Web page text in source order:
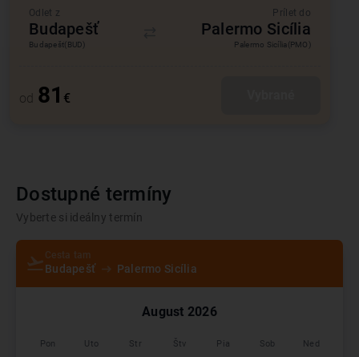
Odlet z
Budapešť
Prílet do
Palermo Sicília
Budapešť(BUD) Palermo Sicília(PMO)
od 81 €
Dostupné termíny
Vyberte si ideálny termín
Cesta tam
Budapešť Palermo Sicília
August 2026
Pon Uto Str Štv Pia Sob Ned